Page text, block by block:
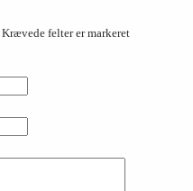
Krævede felter er markeret